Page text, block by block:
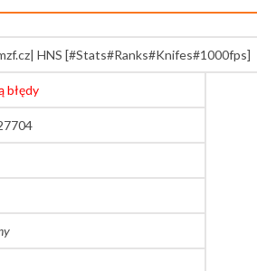
HNS [#Stats#Ranks#Knifes#1000fps]
błędy